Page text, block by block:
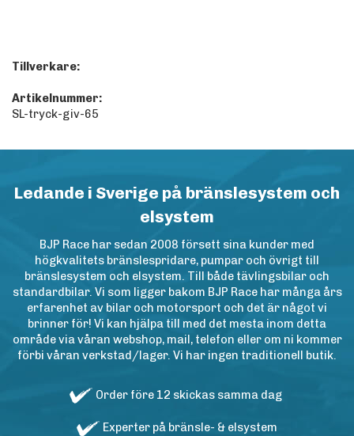
Tillverkare:
Artikelnummer:
SL-tryck-giv-65
Ledande i Sverige på bränslesystem och
elsystem
BJP Race har sedan 2008 försett sina kunder med
högkvalitets bränslespridare, pumpar och övrigt till
bränslesystem och elsystem. Till både tävlingsbilar och
standardbilar. Vi som ligger bakom BJP Race har många års
erfarenhet av bilar och motorsport och det är något vi
brinner för! Vi kan hjälpa till med det mesta inom detta
område via våran webshop, mail, telefon eller om ni kommer
förbi våran verkstad/lager. Vi har ingen traditionell butik.
Order före 12 skickas samma dag
Experter på bränsle- & elsystem